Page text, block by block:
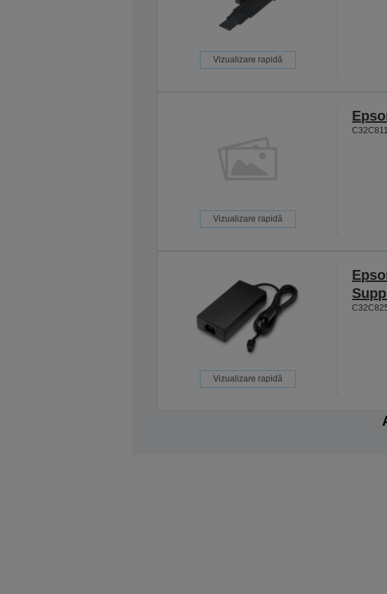
Vizualizare rapidă
Vizualizare rapidă
Vizualizare rapidă